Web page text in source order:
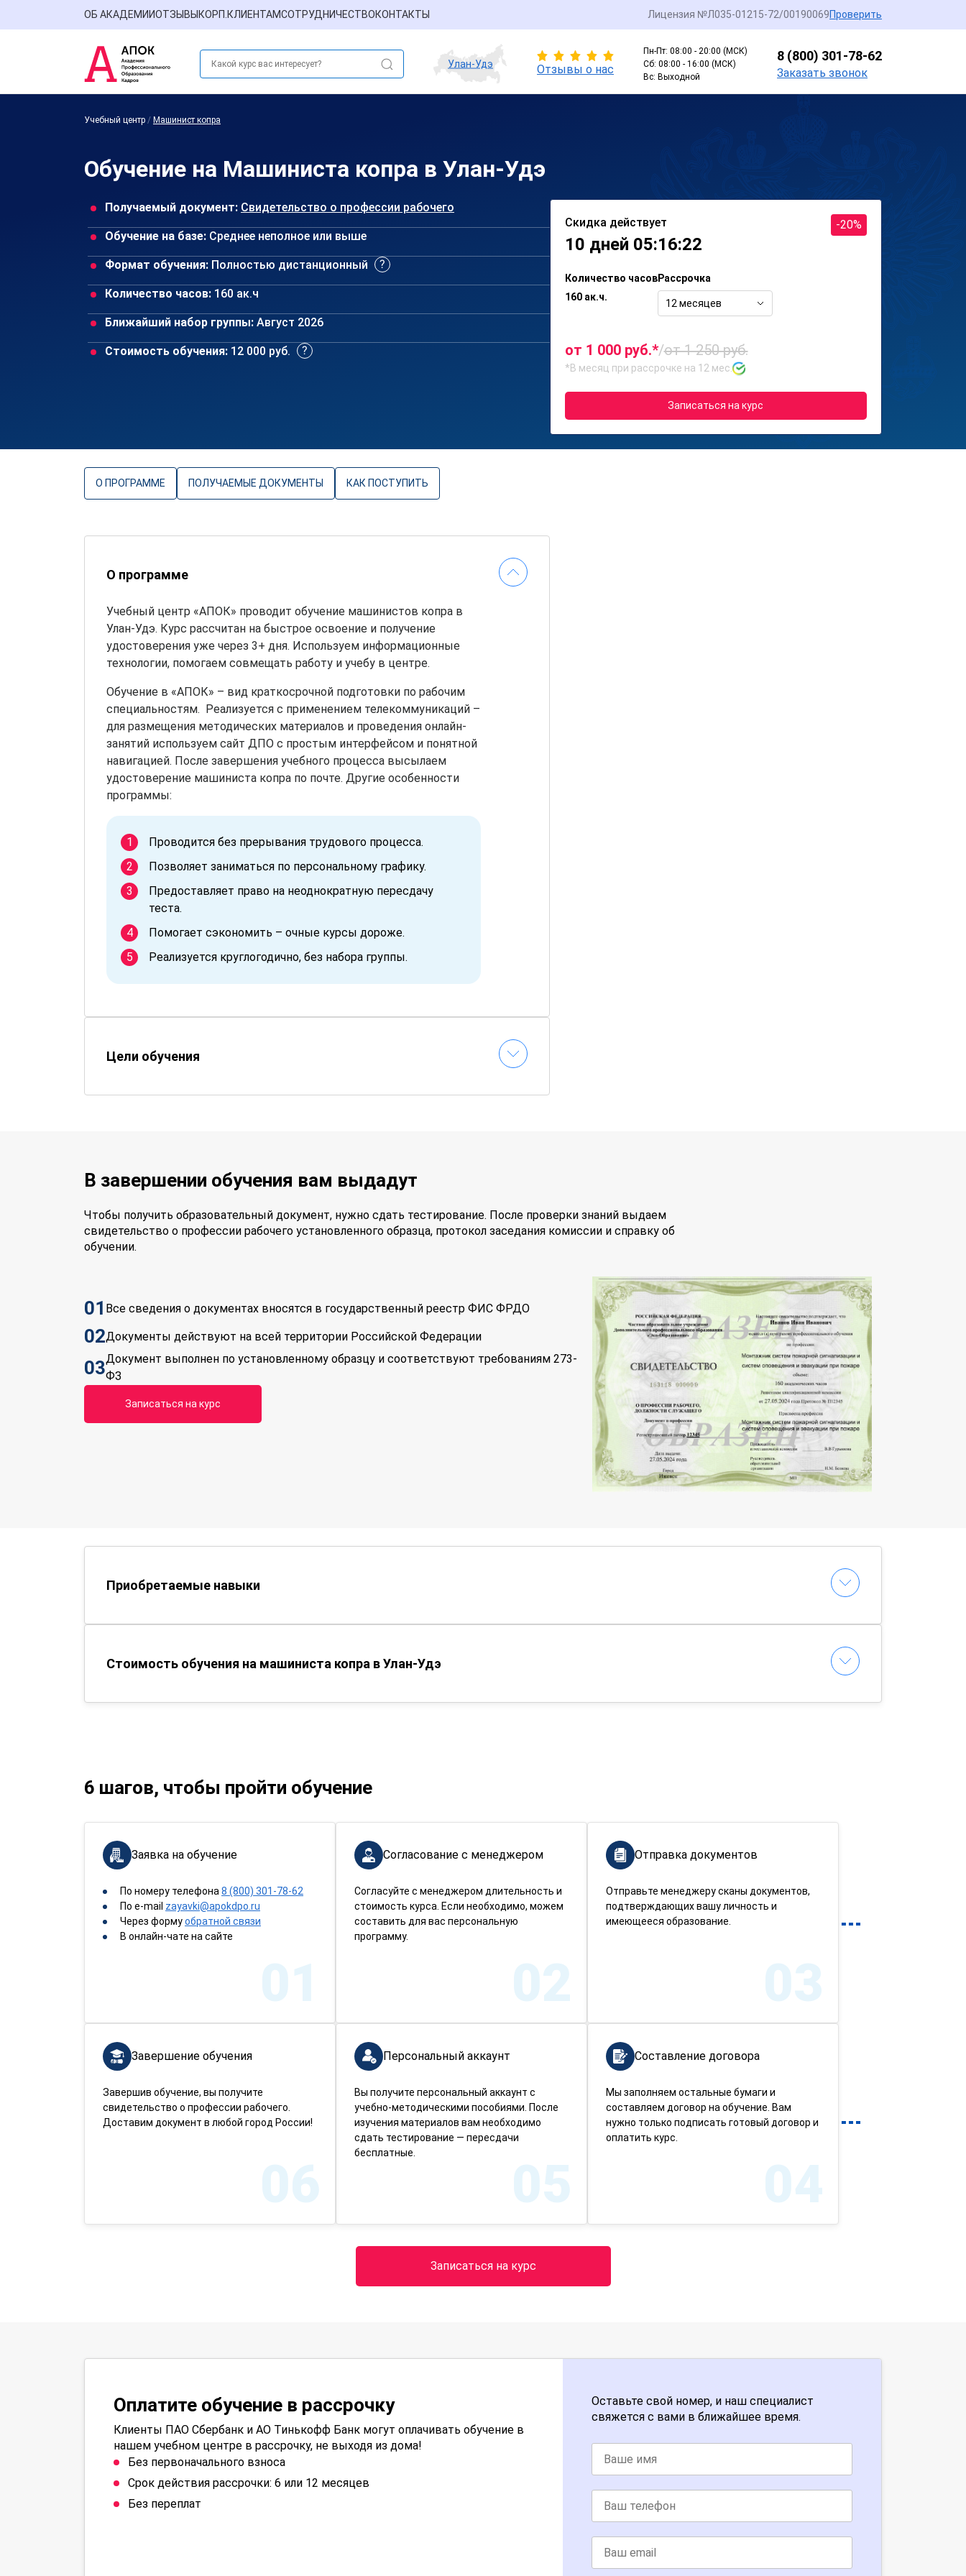
ОБ АКАДЕМИИОТЗЫВЫ КОРП.КЛИЕНТАМСОТРУДНИЧЕСТВОКОНТАКТЫ Лицензия №Л035-01215-72/00190069Проверить
Улан-Удэ Отзывы о нас
Пн-Пт: 08:00 - 20:00 (МСК)
Сб: 08:00 - 16:00 (МСК)
Вс: Выходной
8 (800) 301-78-62
Заказать звонок
Учебный центр / Машинист копра
Обучение на Машиниста копра в Улан-Удэ
Получаемый документ: Свидетельство о профессии рабочего
Обучение на базе: Среднее неполное или выше
Формат обучения: Полностью дистанционный
Количество часов: 160 ак.ч
Ближайший набор группы: Август 2026
Стоимость обучения: 12 000 руб.
Скидка действует
10 дней 05:16:22
-20%
Количество часов
160 ак.ч.
Рассрочка
12 месяцев
от 1 000 руб.*/от 1 250 руб.
*В месяц при рассрочке на 12 мес.
Записаться на курс
О ПРОГРАММЕ ПОЛУЧАЕМЫЕ ДОКУМЕНТЫ КАК ПОСТУПИТЬ
О программе
Учебный центр «АПОК» проводит обучение машинистов копра в
Улан-Удэ. Курс рассчитан на быстрое освоение и получение
удостоверения уже через 3+ дня. Используем информационные
технологии, помогаем совмещать работу и учебу в центре.
Обучение в «АПОК» – вид краткосрочной подготовки по рабочим
специальностям. Реализуется с применением телекоммуникаций –
для размещения методических материалов и проведения онлайн-
занятий используем сайт ДПО с простым интерфейсом и понятной
навигацией. После завершения учебного процесса высылаем
удостоверение машиниста копра по почте. Другие особенности
программы:
Проводится без прерывания трудового процесса.
Позволяет заниматься по персональному графику.
Предоставляет право на неоднократную пересдачу
теста.
Помогает сэкономить – очные курсы дороже.
Реализуется круглогодично, без набора группы.
Цели обучения
В завершении обучения вам выдадут
Чтобы получить образовательный документ, нужно сдать тестирование. После проверки знаний выдаем
свидетельство о профессии рабочего установленного образца, протокол заседания комиссии и справку об
обучении.
01 Все сведения о документах вносятся в государственный реестр ФИС ФРДО
02Документы действуют на всей территории Российской Федерации
03Документ выполнен по установленному образцу и соответствуют требованиям 273-
ФЗ
Записаться на курс
Приобретаемые навыки
Стоимость обучения на машиниста копра в Улан-Удэ
6 шагов, чтобы пройти обучение
Заявка на обучение
По номеру телефона 8 (800) 301-78-62
По e-mail zayavki@apokdpo.ru
Через формуобратной связи
В онлайн-чате на сайте
01
Согласование с менеджером
Согласуйте с менеджером длительность и
стоимость курса. Если необходимо, можем
составить для вас персональную
программу.
02
Отправка документов
Отправьте менеджеру сканы документов,
подтверждающих вашу личность и
имеющееся образование.
03
Составление договора
Мы заполняем остальные бумаги и
составляем договор на обучение. Вам
нужно только подписать готовый договор и
оплатить курс.
04
Персональный аккаунт
Вы получите персональный аккаунт с
учебно-методическими пособиями. После
изучения материалов вам необходимо
сдать тестирование — пересдачи
бесплатные.
05
Завершение обучения
Завершив обучение, вы получите
свидетельство о профессии рабочего.
Доставим документ в любой город России!
06
Записаться на курс
Оплатите обучение в рассрочку
Клиенты ПАО Сбербанк и АО Тинькофф Банк могут оплачивать обучение в
нашем учебном центре в рассрочку, не выходя из дома!
Без первоначального взноса
Срок действия рассрочки: 6 или 12 месяцев
Без переплат
Оставьте свой номер, и наш специалист
свяжется с вами в ближайшее время.